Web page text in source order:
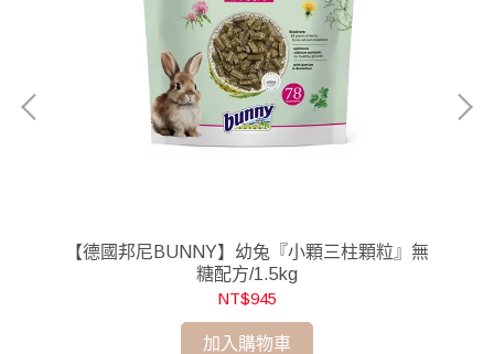
【德國邦尼BUNNY】幼兔『小顆三柱顆粒』無
糖配方/1.5kg
NT$945
加入購物車